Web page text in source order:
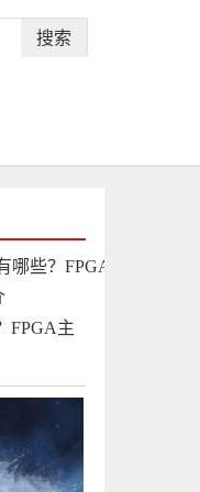
搜索
FPGA主